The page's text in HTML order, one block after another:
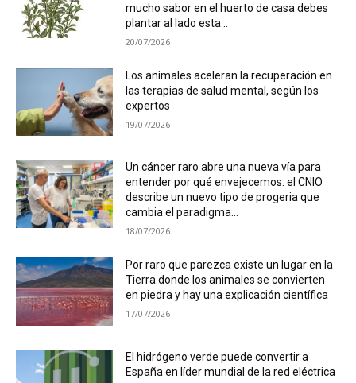
mucho sabor en el huerto de casa debes
plantar al lado esta...
20/07/2026
Los animales aceleran la recuperación en
las terapias de salud mental, según los
expertos
19/07/2026
Un cáncer raro abre una nueva vía para
entender por qué envejecemos: el CNIO
describe un nuevo tipo de progeria que
cambia el paradigma...
18/07/2026
Por raro que parezca existe un lugar en la
Tierra donde los animales se convierten
en piedra y hay una explicación científica
17/07/2026
El hidrógeno verde puede convertir a
España en líder mundial de la red eléctrica